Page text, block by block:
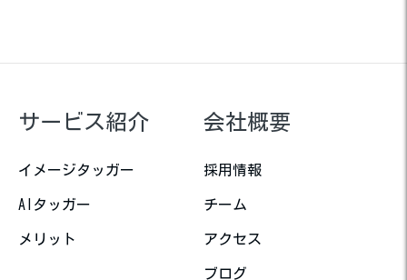
サービス紹介
イメージタッガー
AIタッガー
メリット
会社概要
採用情報
チーム
アクセス
ブログ